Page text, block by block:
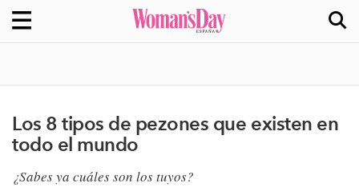
Los 8 tipos de pezones que existen en
todo el mundo
¿Sabes ya cuáles son los tuyos?